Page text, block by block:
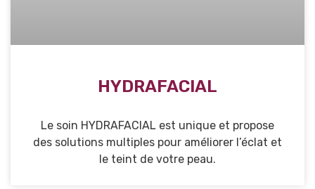
HYDRAFACIAL
Le soin HYDRAFACIAL est unique et propose
des solutions multiples pour améliorer l’éclat et
le teint de votre peau.